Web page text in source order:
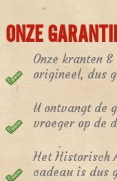
ONZE
Onze kranten
origineel, dus
U ontvangt de
vroeger op de
Het Historisch
cadeau is dus